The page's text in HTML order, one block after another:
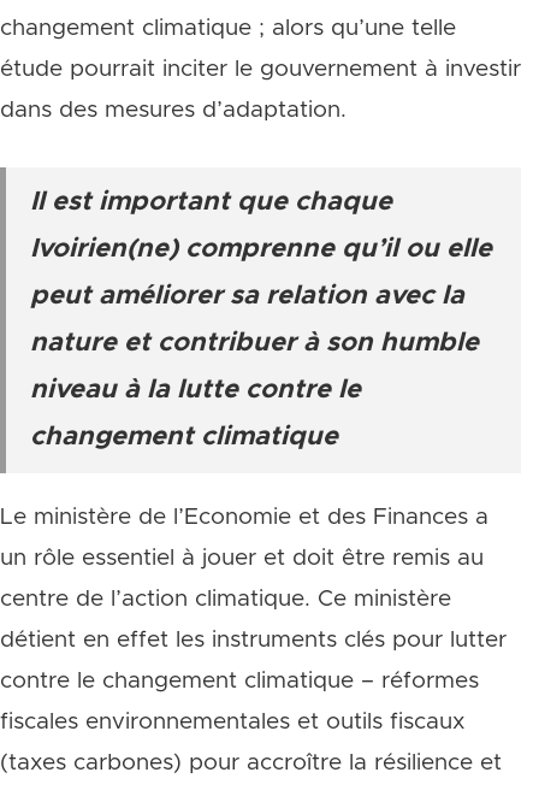
changement climatique ; alors qu’une telle
étude pourrait inciter le gouvernement à investir
dans des mesures d’adaptation.
Il est important que chaque
Ivoirien(ne) comprenne qu’il ou elle
peut améliorer sa relation avec la
nature et contribuer à son humble
niveau à la lutte contre le
changement climatique
Le ministère de l’Economie et des Finances a
un rôle essentiel à jouer et doit être remis au
centre de l’action climatique. Ce ministère
détient en effet les instruments clés pour lutter
contre le changement climatique – réformes
fiscales environnementales et outils fiscaux
(taxes carbones) pour accroître la résilience et